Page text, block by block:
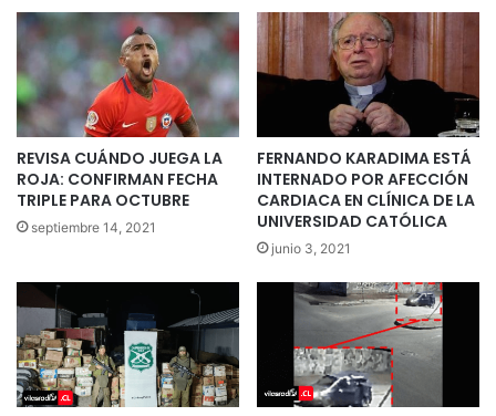
REVISA CUÁNDO JUEGA LA
ROJA: CONFIRMAN FECHA
TRIPLE PARA OCTUBRE
septiembre 14, 2021
FERNANDO KARADIMA ESTÁ
INTERNADO POR AFECCIÓN
CARDIACA EN CLÍNICA DE LA
UNIVERSIDAD CATÓLICA
junio 3, 2021